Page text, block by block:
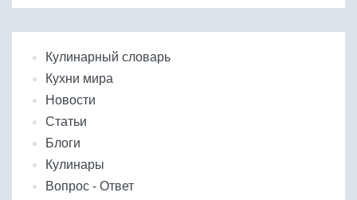
Кулинарный словарь
Кухни мира
Новости
Статьи
Блоги
Кулинары
Вопрос - Ответ